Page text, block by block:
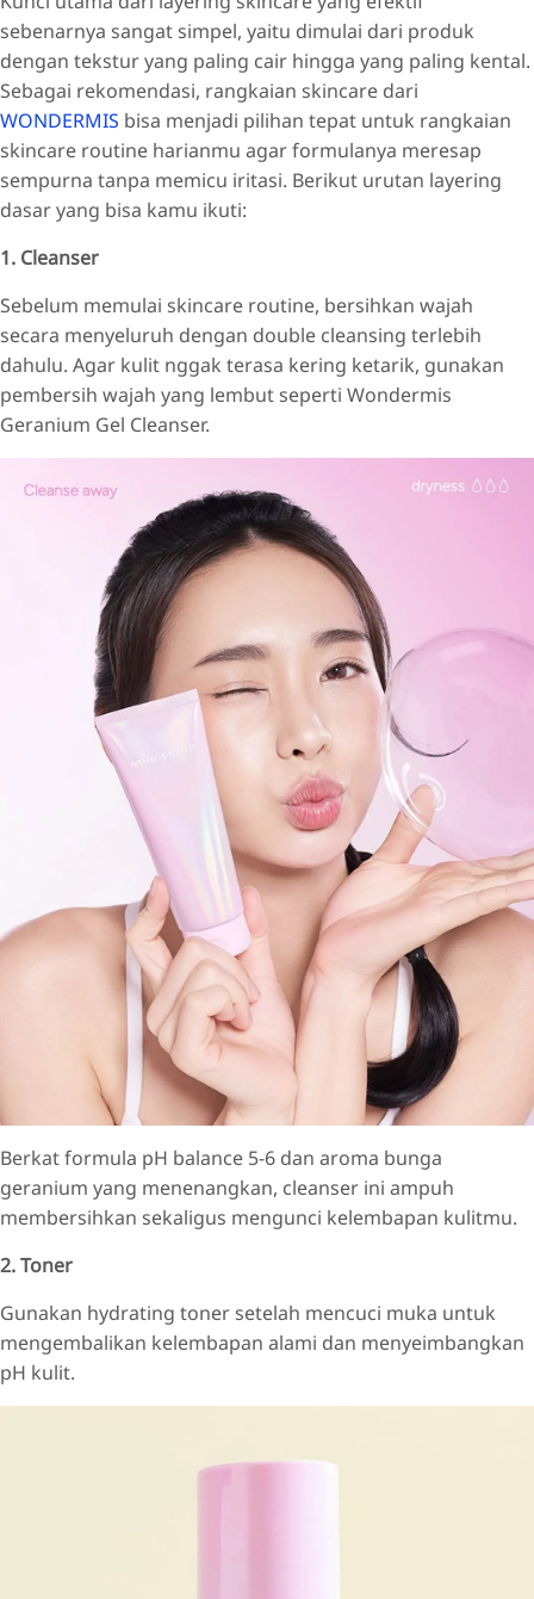
sebenarnya sangat simpel, yaitu dimulai dari produk
dengan tekstur yang paling cair hingga yang paling kental.
Sebagai rekomendasi, rangkaian skincare dari
WONDERMIS bisa menjadi pilihan tepat untuk rangkaian
skincare routine harianmu agar formulanya meresap
sempurna tanpa memicu iritasi. Berikut urutan layering
dasar yang bisa kamu ikuti:
1. Cleanser
Sebelum memulai skincare routine, bersihkan wajah
secara menyeluruh dengan double cleansing terlebih
dahulu. Agar kulit nggak terasa kering ketarik, gunakan
pembersih wajah yang lembut seperti Wondermis
Geranium Gel Cleanser.
Berkat formula pH balance 5-6 dan aroma bunga
geranium yang menenangkan, cleanser ini ampuh
membersihkan sekaligus mengunci kelembapan kulitmu.
2. Toner
Gunakan hydrating toner setelah mencuci muka untuk
mengembalikan kelembapan alami dan menyeimbangkan
pH kulit.